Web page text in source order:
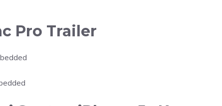
Pro Trailer